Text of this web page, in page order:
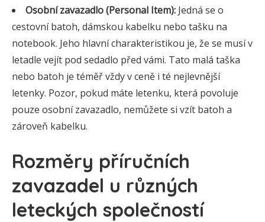
Osobní zavazadlo (Personal Item): Jedná se o
cestovní batoh, dámskou kabelku nebo tašku na
notebook. Jeho hlavní charakteristikou je, že se musí v
letadle vejít pod sedadlo před vámi. Tato malá taška
nebo batoh je téměř vždy v ceně i té nejlevnější
letenky. Pozor, pokud máte letenku, která povoluje
pouze osobní zavazadlo, nemůžete si vzít batoh a
zároveň kabelku.
Rozměry příručních
zavazadel u různých
leteckých společností